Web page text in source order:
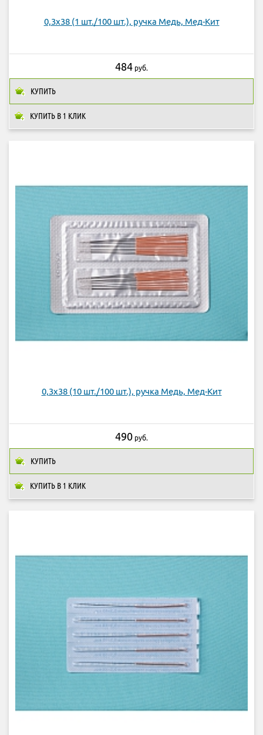
0,3х38 (1 шт./100 шт.), ручка Медь, Мед-Кит
КУПИТЬ В 1 КЛИК
484 руб.
КУПИТЬ
0,3х38 (10 шт./100 шт.), ручка Медь, Мед-Кит
КУПИТЬ В 1 КЛИК
490 руб.
КУПИТЬ